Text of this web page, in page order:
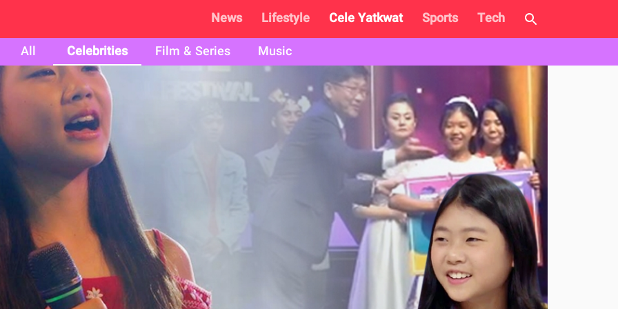
News Lifestyle Cele Yatkwat Sports
Tech
All
Celebrities Film & Series
Music